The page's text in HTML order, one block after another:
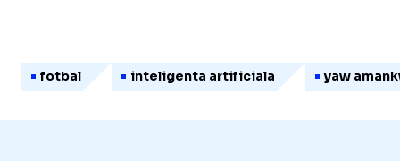
fotbal inteligenta artificiala yaw